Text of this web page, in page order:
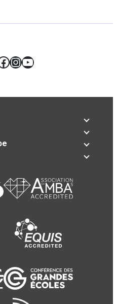
Instagram
YouTube